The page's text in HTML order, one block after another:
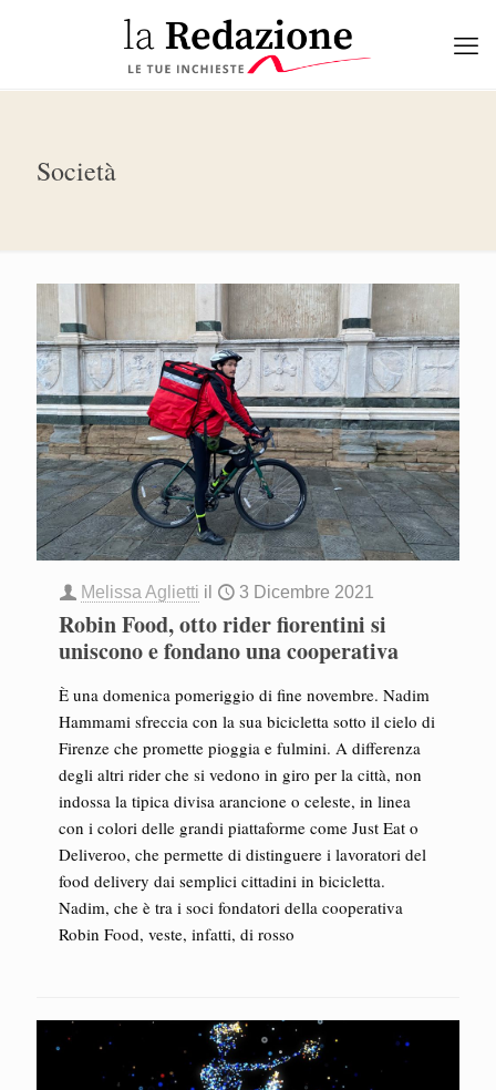
Società
Melissa Aglietti il 3 Dicembre 2021
Robin Food, otto rider fiorentini si
uniscono e fondano una cooperativa
È una domenica pomeriggio di fine novembre. Nadim
Hammami sfreccia con la sua bicicletta sotto il cielo di
Firenze che promette pioggia e fulmini. A differenza
degli altri rider che si vedono in giro per la città, non
indossa la tipica divisa arancione o celeste, in linea
con i colori delle grandi piattaforme come Just Eat o
Deliveroo, che permette di distinguere i lavoratori del
food delivery dai semplici cittadini in bicicletta.
Nadim, che è tra i soci fondatori della cooperativa
Robin Food, veste, infatti, di rosso